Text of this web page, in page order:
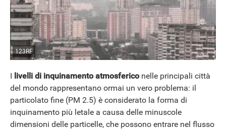
NEWS
123RF
I livelli di inquinamento atmosfericonelle principali città
del mondo rappresentano ormai un vero problema: il
particolato fine (PM 2.5) è considerato la forma di
inquinamento più letale a causa delle minuscole
dimensioni delle particelle, che possono entrare nel flusso